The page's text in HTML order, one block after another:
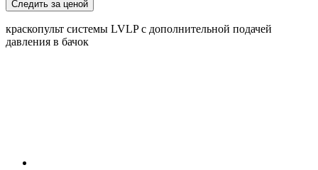
Следить за ценой
краскопульт системы LVLP с дополнительной подачей
давления в бачок